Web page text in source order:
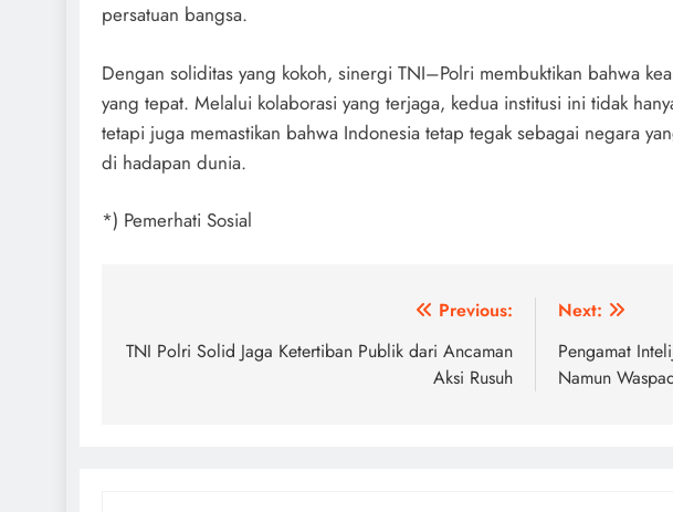
persatuan bangsa.
Dengan soliditas yang kokoh, sinergi TNI–Polri membuktikan bahwa
yang tepat. Melalui kolaborasi yang terjaga, kedua institusi ini tidak
tetapi juga memastikan bahwa Indonesia tetap tegak sebagai negara
di hadapan dunia.
*) Pemerhati Sosial
navigation
Previous:
TNI Polri Solid Jaga Ketertiban Publik dari Ancaman
Aksi Rusuh
Next:
Pengamat
Namun